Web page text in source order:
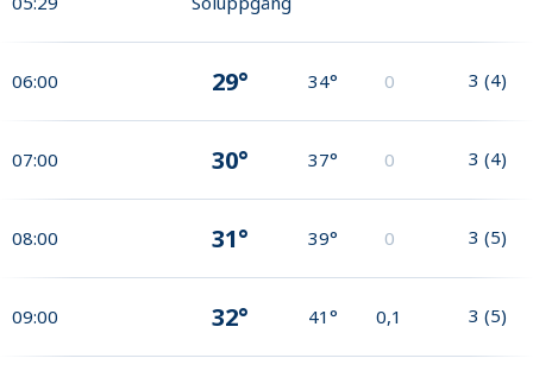
06:00 29° 34° 0 3 (4)
07:00 30° 37° 0 3 (4)
08:00 31° 39° 0 3 (5)
09:00 32° 41° 0,1 3 (5)